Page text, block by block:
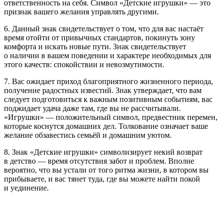
ответственность на себя. Символ «Детские игрушки» — это
признак вашего желания управлять другими.
6. Данный знак свидетельствует о том, что для вас настаёт
время отойти от привычных стандартов, покинуть зону
комфорта и искать новые пути. Знак свидетельствует
о наличии в вашем поведении и характере необходимых для
этого качеств: спокойствии и невозмутимости.
7. Вас ожидает приход благоприятного жизненного периода,
получение радостных известий. Знак утверждает, что вам
следует подготовиться к важным позитивным событиям, вас
поджидает удача даже там, где вы не рассчитывали.
«Игрушки» — положительный символ, предвестник перемен,
которые коснутся домашних дел. Толкование означает ваше
желание обзавестись семьёй и домашним уютом.
8. Знак «Детские игрушки» символизирует некий возврат
в детство — время отсутствия забот и проблем. Вполне
вероятно, что вы устали от того ритма жизни, в котором вы
прибываете, и вас тянет туда, где вы можете найти покой
и уединение.